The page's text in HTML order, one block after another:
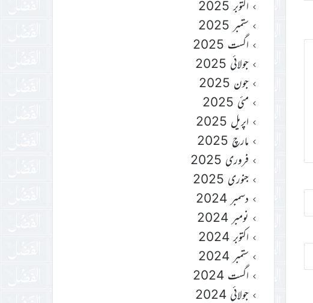
اکتوبر 2025
ستمبر 2025
اگست 2025
جولائی 2025
جون 2025
مئی 2025
اپریل 2025
مارچ 2025
فروری 2025
جنوری 2025
دسمبر 2024
نومبر 2024
اکتوبر 2024
ستمبر 2024
اگست 2024
جولائی 2024